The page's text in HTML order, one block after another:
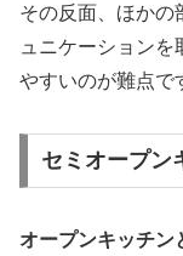
その反面、ほかの
ュニケーション
やすいのが難点で
セミオープン
オープンキッチン